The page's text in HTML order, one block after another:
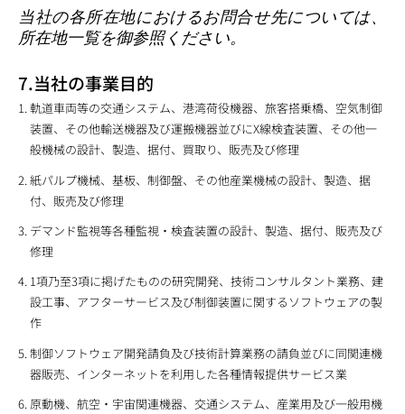
当社の各所在地におけるお問合せ先については、
所在地一覧を御参照ください。
7.当社の事業目的
軌道車両等の交通システム、港湾荷役機器、旅客搭乗橋、空気制御
装置、その他輸送機器及び運搬機器並びにX線検査装置、その他一
般機械の設計、製造、据付、買取り、販売及び修理
紙パルプ機械、基板、制御盤、その他産業機械の設計、製造、据
付、販売及び修理
デマンド監視等各種監視・検査装置の設計、製造、据付、販売及び
修理
1項乃至3項に掲げたものの研究開発、技術コンサルタント業務、建
設工事、アフターサービス及び制御装置に関するソフトウェアの製
作
制御ソフトウェア開発請負及び技術計算業務の請負並びに同関連機
器販売、インターネットを利用した各種情報提供サービス業
原動機、航空・宇宙関連機器、交通システム、産業用及び一般用機